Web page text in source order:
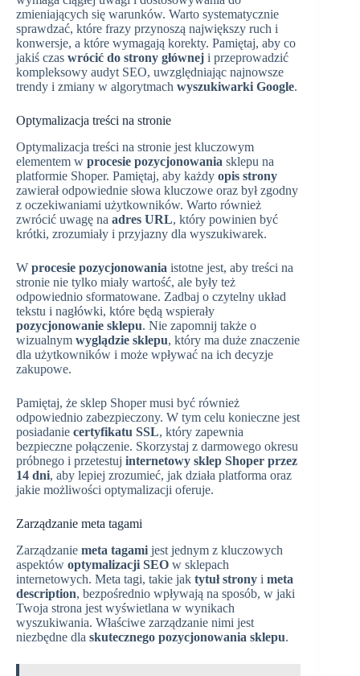
zmieniających się warunków. Warto systematycznie
sprawdzać, które frazy przynoszą największy ruch i
konwersje, a które wymagają korekty. Pamiętaj, aby co
jakiś czas wrócić do strony głównej i przeprowadzić
kompleksowy audyt SEO, uwzględniając najnowsze
trendy i zmiany w algorytmach wyszukiwarki Google.
Optymalizacja treści na stronie
Optymalizacja treści na stronie jest kluczowym
elementem w procesie pozycjonowania sklepu na
platformie Shoper. Pamiętaj, aby każdy opis strony
zawierał odpowiednie słowa kluczowe oraz był zgodny
z oczekiwaniami użytkowników. Warto również
zwrócić uwagę na adres URL, który powinien być
krótki, zrozumiały i przyjazny dla wyszukiwarek.
W procesie pozycjonowania istotne jest, aby treści na
stronie nie tylko miały wartość, ale były też
odpowiednio sformatowane. Zadbaj o czytelny układ
tekstu i nagłówki, które będą wspierały
pozycjonowanie sklepu. Nie zapomnij także o
wizualnym wyglądzie sklepu, który ma duże znaczenie
dla użytkowników i może wpływać na ich decyzje
zakupowe.
Pamiętaj, że sklep Shoper musi być również
odpowiednio zabezpieczony. W tym celu konieczne jest
posiadanie certyfikatu SSL, który zapewnia
bezpieczne połączenie. Skorzystaj z darmowego okresu
próbnego i przetestuj internetowy sklep Shoper przez
14 dni, aby lepiej zrozumieć, jak działa platforma oraz
jakie możliwości optymalizacji oferuje.
Zarządzanie meta tagami
Zarządzanie meta tagami jest jednym z kluczowych
aspektów optymalizacji SEO w sklepach
internetowych. Meta tagi, takie jak tytuł strony i meta
description, bezpośrednio wpływają na sposób, w jaki
Twoja strona jest wyświetlana w wynikach
wyszukiwania. Właściwe zarządzanie nimi jest
niezbędne dla skutecznego pozycjonowania sklepu.